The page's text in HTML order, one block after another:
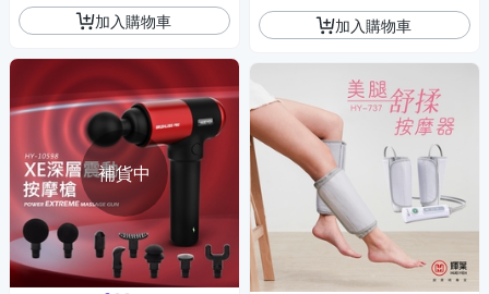
加入購物車
補貨中
加入購物車